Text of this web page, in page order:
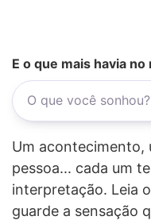
E o que mais havia
Um acontecimento,
pessoa... cada um
interpretação. Leia
guarde a sensação